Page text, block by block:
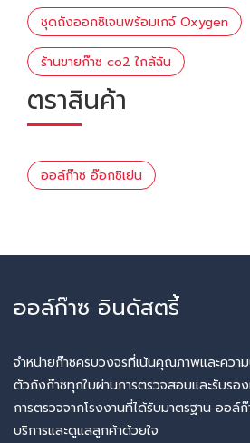
ชุดถังออกซิเจนพร้อมเกจ์ Oxygen
ร้านขายก๊าซ co2 ใกล้ฉัน
ตราสินค้า
ออล์ก๊าซ อ๊อกซิเย่น
ออล์ก๊าซ อินดัสตรี้
จำหน่ายก๊าซครบวงจรที่เน้นคุณภาพและควา
ตัวถังก๊าซทุกใบผ่านการตรวจสอบและรับรอ
การตรวจจากโรงงานที่ได้รับมาตรฐาน ออ
บริการและดูแลลูกค้าด้วยใจ